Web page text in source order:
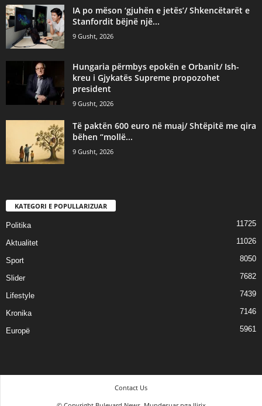
IA po mëson ‘gjuhën e jetës’/ Shkencëtarët e
Stanfordit bëjnë një...
9 Gusht, 2026
Hungaria përmbys epokën e Orbanit/ Ish-
kreu i Gjykatës Supreme propozohet
president
9 Gusht, 2026
Të paktën 600 euro në muaj/ Shtëpitë me qira
bëhen “mollë...
9 Gusht, 2026
KATEGORI E POPULLARIZUAR
Politika 11725
Aktualitet 11026
Sport 8050
Slider 7682
Lifestyle 7439
Kronika 7146
Europë 5961
Contact Us